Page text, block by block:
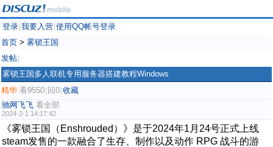
登录 我要入营 使用QQ帐号登录
首页 > 雾锁王国
发帖
雾锁王国多人联机专用服务器搭建教程Windows
精华 看9550 回0 收藏
驰网飞飞 看全部
2024-2-1 14:17:42
《雾锁王国（Enshrouded）》是于2024年1月24号正式上线
steam发售的一款融合了生存、制作以及动作 RPG 战斗的游